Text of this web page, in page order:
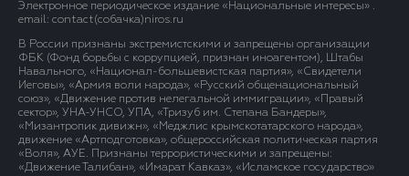
Электронное периодическое издание «Национальные интересы» .
email: contact(сoбaчка)niros.ru
В России признаны экстремистскими и запрещены организации
ФБК (Фонд борьбы с коррупцией, признан иноагентом), Штабы
Навального, «Национал-большевистская партия», «Свидетели
Иеговы», «Армия воли народа», «Русский общенациональный
союз», «Движение против нелегальной иммиграции», «Правый
сектор», УНА-УНСО, УПА, «Тризуб им. Степана Бандеры»,
«Мизантропик дивижн», «Меджлис крымскотатарского народа»,
движение «Артподготовка», общероссийская политическая партия
«Воля», АУЕ. Признаны террористическими и запрещены:
«Движение Талибан», «Имарат Кавказ», «Исламское государство»